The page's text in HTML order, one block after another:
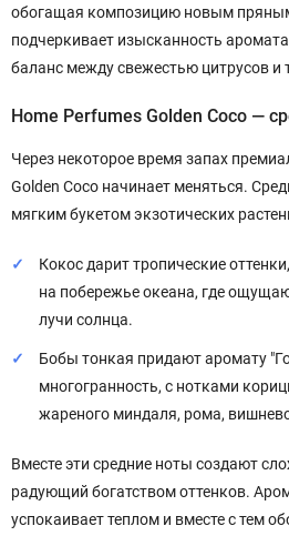
обогащая композицию новым
подчеркивает изысканность
баланс между свежестью цитрусов
Home Perfumes Golden Coco —
Через некоторое время запах
Golden Coco начинает меняться.
мягким букетом экзотических
Кокос дарит тропические
на побережье океана, где
лучи солнца.
Бобы тонкая придают аромату
многогранность, с нотками
жареного миндаля, рома,
Вместе эти средние ноты создают
радующий богатством оттенков.
успокаивает теплом и вместе с тем